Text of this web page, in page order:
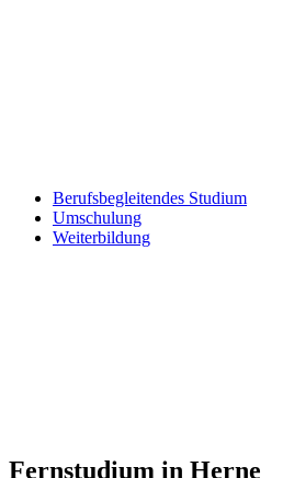
Berufsbegleitendes Studium
Umschulung
Weiterbildung
Fernstudium in Herne